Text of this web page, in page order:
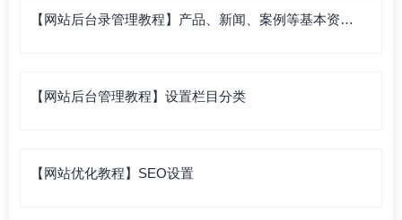
【网站后台录管理教程】产品、新闻、案例等基本资料
【网站后台管理教程】设置栏目分类
【网站优化教程】SEO设置